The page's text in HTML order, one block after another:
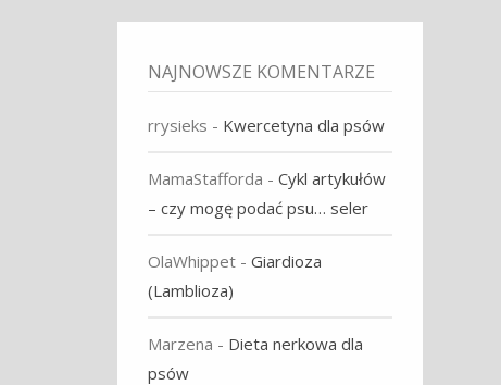
NAJNOWSZE KOMENTARZE
rrysieks - Kwercetyna dla psów
MamaStafforda -Cykl artykułów
– czy mogę podać psu… seler
OlaWhippet -Giardioza
(Lamblioza)
Marzena - Dieta nerkowa dla
psów